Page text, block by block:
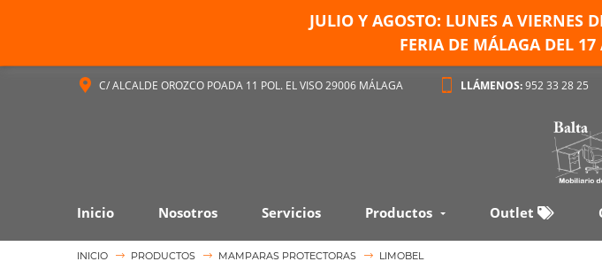
JULIO Y AGOSTO: LUNES A VIERNES
FERIA DE MÁLAGA DEL
C/ ALCALDE OROZCO POADA 11 POL. EL VISO 29006 MÁLAGA LLÁMENOS:952 33 28 25
Inicio Nosotros Servicios Productos Outlet
INICIO PRODUCTOS MAMPARAS PROTECTORAS LIMOBEL